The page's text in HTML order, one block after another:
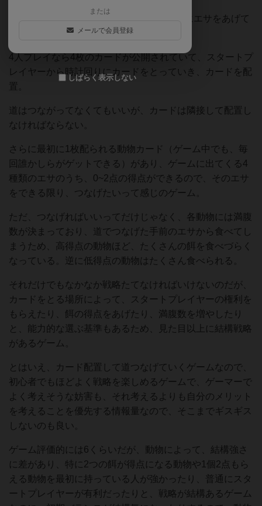
4x4の16枚のカードを配置して、動物たちにエサをあげて
得点を伸ばすゲーム。
4人プレイなら4枚のカードが公開されていて、スタートプ
レイヤーから時計回りにカードをとっていき、カードを配
置。
道はつながってなくてもいいが、カードは隣接して配置し
なければならない。
さらに最初に1枚配られる動物カード（ゲーム中でも、毎
回誰かしらがゲットできる）があり、ゲームに出てくる4
種類のエサのうち、0~2点の得点ができるので、そのエサ
をできる限り、つなげたいって感じのゲーム。
ただ、つなげればいいってだけじゃなく、各動物には満腹
数が決まっており、道でつなげた手前のエサから食べてし
まうため、高得点の動物ほど、たくさんの餌を食べづらく
なっている。逆に低得点の動物はたくさん食べられる。
それだけでもなかなか戦略たてなければいけないのだが、
カードをとる場所によって、スタートプレイヤーの権利を
もらえたり、餌の得点をあげたり、満腹数を増やしたり
と、能力的な選ぶ基準もあるため、見た目以上に結構戦略
があるゲーム。
とはいえ、カード配置して道つなげていくゲームなので、
初心者でもほどよく戦略を楽しめるゲームで、ゲーマーで
よく考えそうな妨害も、それ考えるよりも自分のメリット
を考えることを優先する情報量なので、そこまでギスギス
しないのも良い。
ゲーム評価的には6くらいだが、動物によって、結構強さ
に差があり、特に2つの餌が得点になる動物や1個2点もら
える動物を最初に持っている人が強かったり、普通にスタ
ートプレイヤーが有利だったりと、戦略が結構あるゲーム
または
メールで会員登録
しばらく表示しない